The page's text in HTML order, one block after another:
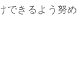
できるよう努